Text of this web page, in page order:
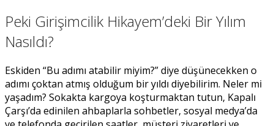
Peki Girişimcilik Hikayem’deki Bir Yılım
Nasıldı?
Eskiden “Bu adımı atabilir miyim?” diye düşünecekken o
adımı çoktan atmış olduğum bir yıldı diyebilirim. Neler mi
yaşadım? Sokakta kargoya koşturmaktan tutun, Kapalı
Çarşı’da edinilen ahbaplarla sohbetler, sosyal medya’da